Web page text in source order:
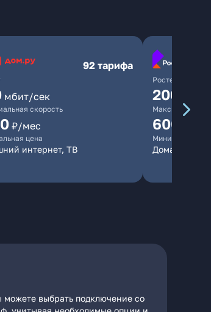
92 тарифа
мбит/сек
скорость
₽/мес
цена
интернет, ТВ
Ростелеком
200
Максимальная
600
Минимальная
Домашний
можете выбрать подключение со